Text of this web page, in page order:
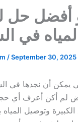
ماء 30 طن هو
المياه في
/September 30, 2025
التي يمكن أن نجدها
لم أكن أعرف أي
للمشاريع الكبيرة وتوصيل